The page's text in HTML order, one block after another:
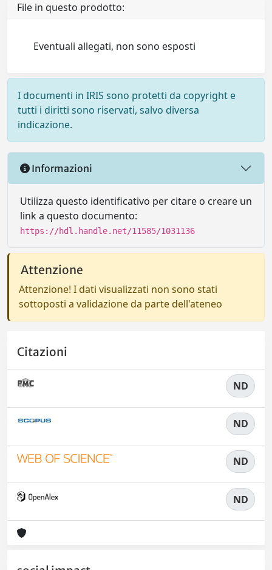
File in questo prodotto:
Eventuali allegati, non sono esposti
I documenti in IRIS sono protetti da copyright e
tutti i diritti sono riservati, salvo diversa
indicazione.
Informazioni
Utilizza questo identificativo per citare o creare un
link a questo documento:
https://hdl.handle.net/11585/1031136
Attenzione
Attenzione! I dati visualizzati non sono stati
sottoposti a validazione da parte dell'ateneo
Citazioni
ND
ND
ND
ND